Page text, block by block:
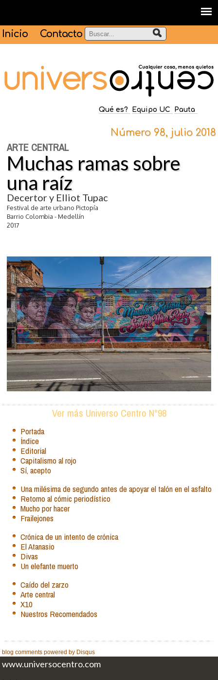
Inicio Contacto
Qué es? Equipo UC Pauta
Número 98, julio 2018
ARTE CENTRAL
Muchas ramas sobre
una raíz
Decertor y Elliot Tupac
Festival de arte urbano Pictopía
Barrio Colombia - Medellín
2017
Ver más Universo Centro N°98
Portada
Índice
Editorial
Capitalismo al rojo
Sí, acepto
Una milésima de segundo antes de apoyar el talón en el asfalto
Retorno al cómic periodístico
Mucho por hacer
Frailejones
Crónica de un intento de crónica
El Atanasio
Divas
Un elefante muerto
Caído del zarzo
Arte central
X10
Nuestros Recomendados
blog comments powered by Disqus
www.universocentro.com